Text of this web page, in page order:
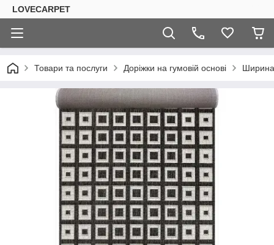
LOVECARPET
Товари та послуги Доріжки на гумовій основі